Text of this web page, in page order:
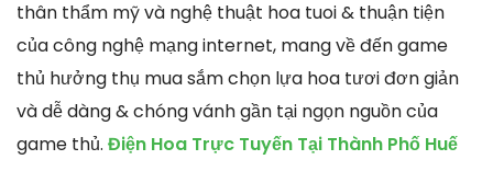
thân thẩm mỹ và nghệ thuật hoa tuoi & thuận tiện
của công nghệ mạng internet, mang về đến game
thủ hưởng thụ mua sắm chọn lựa hoa tươi đơn giản
và dễ dàng & chóng vánh gần tại ngọn nguồn của
game thủ. Điện Hoa Trực Tuyến Tại Thành Phố Huế